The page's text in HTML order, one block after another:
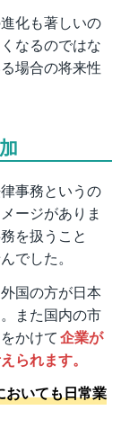
化も著しいの
なるのではな
場合の将来性
事務というの
ージがありま
を扱うこと
でした。
国の方が日本
また国内の市
かけて企業が
られます。
おいても日常業